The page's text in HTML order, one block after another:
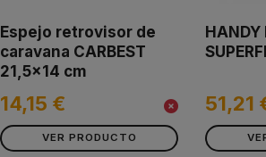
Espejo retrovisor de
caravana CARBEST
21,5x14 cm
14,15 €
VER PRODUCTO
HANDY
51,21